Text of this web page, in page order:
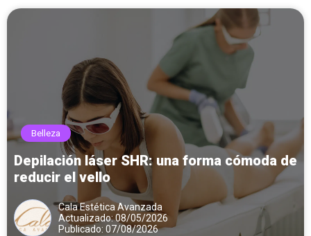
Belleza
Depilación láser SHR: una forma cómoda de
reducir el vello
Cala Estética Avanzada
Actualizado: 08/05/2026
Publicado: 07/08/2026